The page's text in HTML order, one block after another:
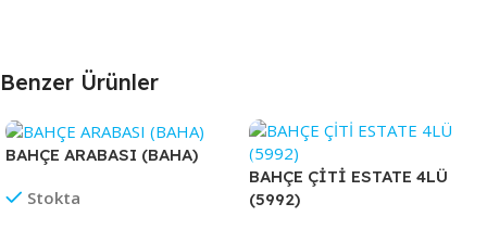
Benzer Ürünler
BAHÇE ARABASI (BAHA)
Stokta
BAHÇE ÇİTİ ESTATE 4LÜ
(5992)